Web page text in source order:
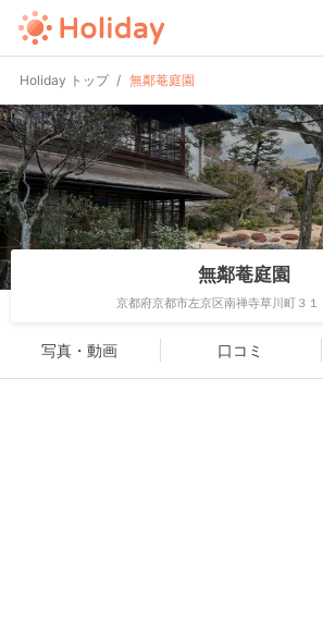
Holiday トップ 無鄰菴庭園
無鄰菴庭園
京都府京都市左京区南禅寺草川町３
写真・動画 口コミ